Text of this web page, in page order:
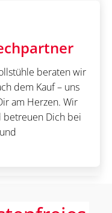
beraten wir
dem Kauf – uns
am Herzen. Wir
betreuen Dich bei